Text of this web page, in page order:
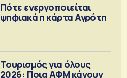
Πότε ενεργοποιείται
ψηφιακά η κάρτα Αγρότη
Τουρισμός για όλους
2026: Ποια ΑΦΜ κάνουν